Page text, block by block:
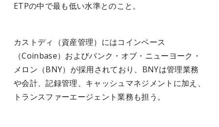
ETPの中で最も低い水準とのこと。
カストディ（資産管理）にはコインベース
（Coinbase）およびバンク・オブ・ニューヨーク・
メロン（BNY）が採用されており、BNYは管理業務
や会計、記録管理、キャッシュマネジメントに加え、
トランスファーエージェント業務も担う。